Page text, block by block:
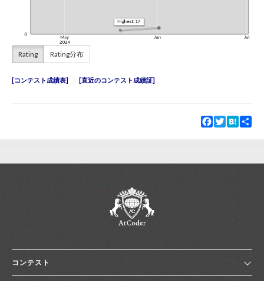
Rating Rating分布
コンテスト成績表 直近のコンテスト成績証
Facebook
TwitterHatena
コンテスト